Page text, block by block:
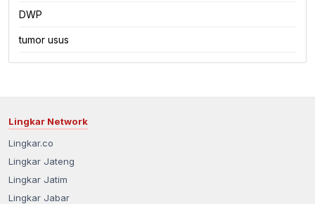
DWP
tumor usus
Lingkar Network
Lingkar.co
Lingkar Jateng
Lingkar Jatim
Lingkar Jabar